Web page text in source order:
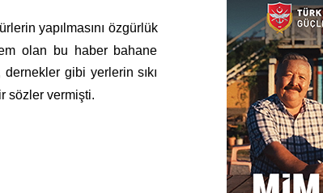
yapılmasını özgürlük
olan bu haber bahane
gibi yerlerin sıkı
sözler vermişti.